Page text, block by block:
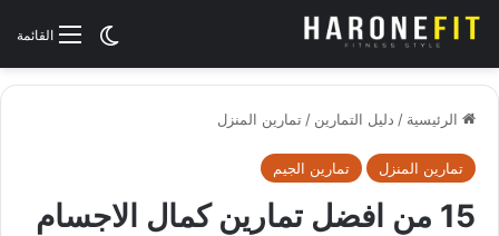
القائمةالوضع
الرئيسية / دليل التمارين / تمارين المنزل
تمارين المنزل تمارين الجيم
15 من افضل تمارين كمال الاجسام